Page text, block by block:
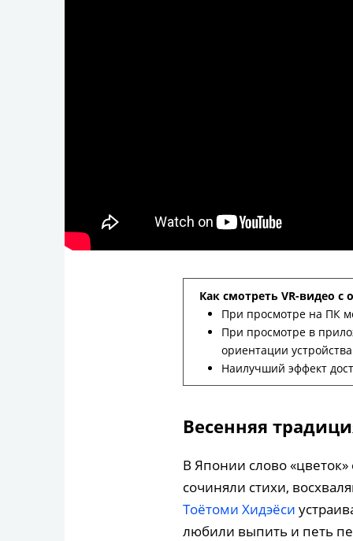
Как смотреть VR-видео с
При просмотре на ПК
При просмотре в
ориентации
Наилучший эффект
Весенняя
В Японии слово
сочиняли стихи,
Тоётоми Хидэёси
любили выпить и петь